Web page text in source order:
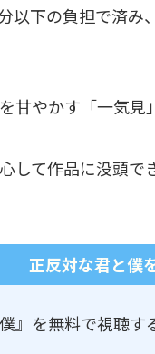
以下の負担で済
甘やかす「一気見
して作品に没頭
正反対な君と僕
』を無料で視聴す